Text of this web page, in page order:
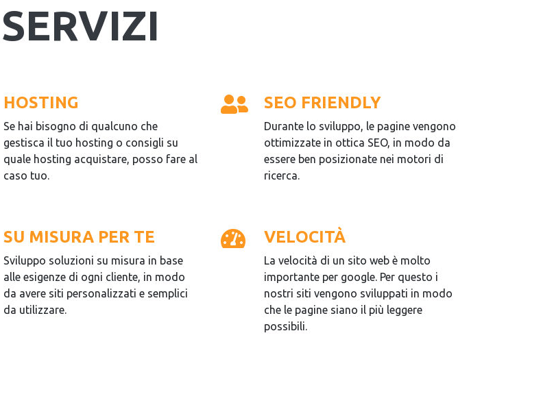
SERVIZI
HOSTING
Se hai bisogno di qualcuno che
gestisca il tuo hosting o consigli su
quale hosting acquistare, posso fare al
caso tuo.
SEO FRIENDLY
Durante lo sviluppo, le pagine vengono
ottimizzate in ottica SEO, in modo da
essere ben posizionate nei motori di
ricerca.
SU MISURA PER TE
Sviluppo soluzioni su misura in base
alle esigenze di ogni cliente, in modo
da avere siti personalizzati e semplici
da utilizzare.
VELOCITÀ
La velocità di un sito web è molto
importante per google. Per questo i
nostri siti vengono sviluppati in modo
che le pagine siano il più leggere
possibili.